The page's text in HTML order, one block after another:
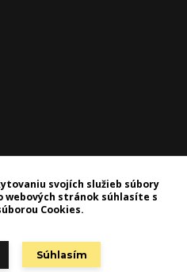
svojích služieb súbory
webových stránok súhlasíte s
Cookies.
Súhlasím